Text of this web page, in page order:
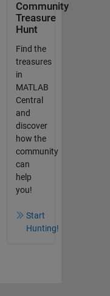
Community
Treasure
Hunt
Find the
treasures
in
MATLAB
Central
and
discover
how the
community
can
help
you!
Start
Hunting!